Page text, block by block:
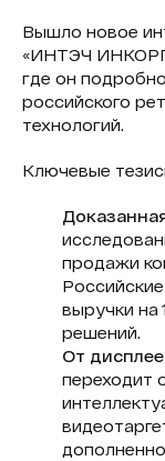
Вышло новое
«ИНТЭЧ
где он
российского
технологий.
Ключевые
продажи
выручки на
решений.
От
переходит